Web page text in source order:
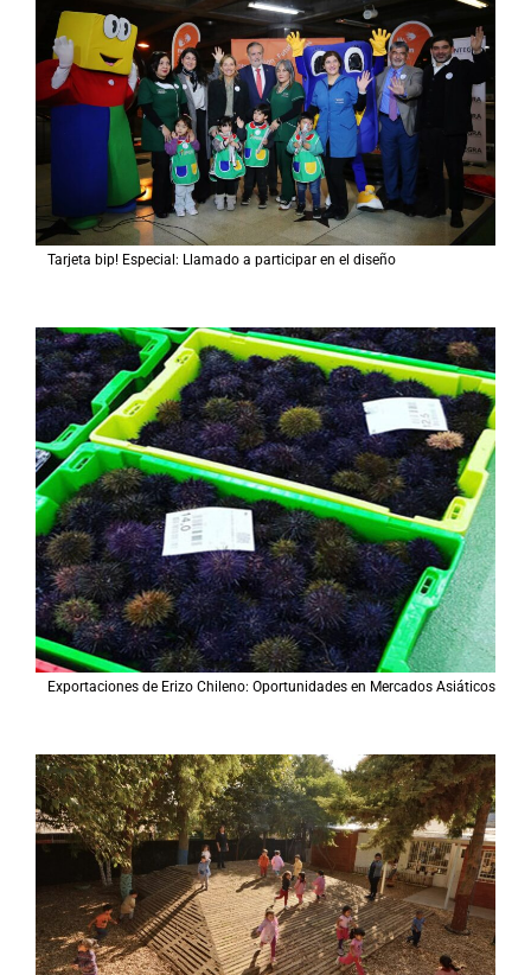
Tarjeta bip! Especial: Llamado a participar en el diseño
Exportaciones de Erizo Chileno: Oportunidades en Mercados Asiáticos